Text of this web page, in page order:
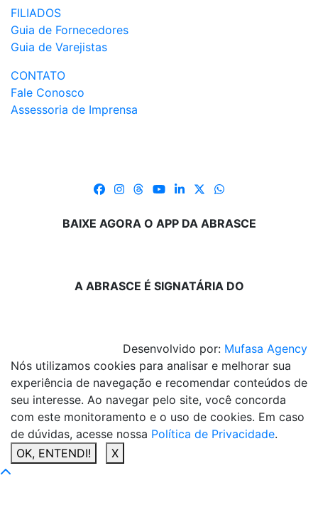
FILIADOS
Guia de Fornecedores
Guia de Varejistas
CONTATO
Fale Conosco
Assessoria de Imprensa
BAIXE AGORA O APP DA ABRASCE
A ABRASCE É SIGNATÁRIA DO
Desenvolvido por: Mufasa Agency
Nós utilizamos cookies para analisar e melhorar sua
experiência de navegação e recomendar conteúdos de
seu interesse. Ao navegar pelo site, você concorda
com este monitoramento e o uso de cookies. Em caso
de dúvidas, acesse nossa Política de Privacidade.
OK, ENTENDI!
X